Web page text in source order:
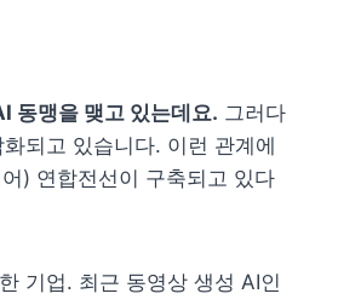
동맹을 맺고 있는데요. 그러다
되고 있습니다. 이런 관계에
) 연합전선이 구축되고 있다
기업. 최근 동영상 생성 AI인